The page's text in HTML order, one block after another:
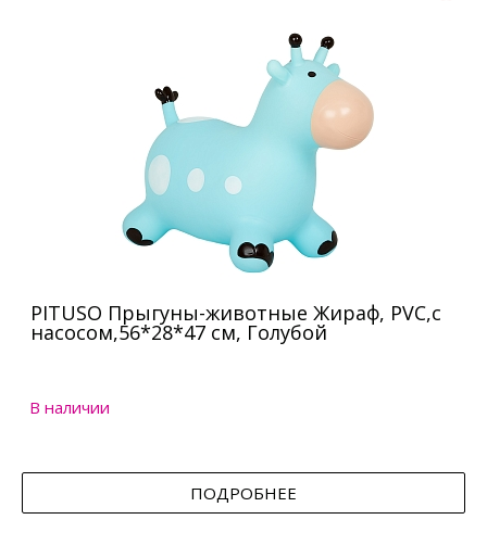
PITUSO Прыгуны-животные Жираф, PVC,с
насосом,56*28*47 см, Голубой
В наличии
ПОДРОБНЕЕ